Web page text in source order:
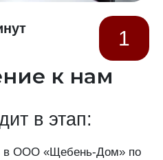
1
к нам
в этап:
в ООО «Щебень-Дом» по